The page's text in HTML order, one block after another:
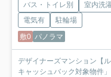
バス・トイレ別 室内洗
電気有
駐輪場
敷0 パノラマ
デザイナーズマンション【
キャッシュバック対象物件